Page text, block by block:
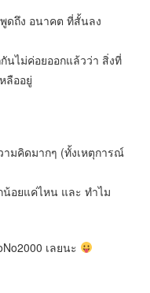
ดถึง อนาคต ที่สั้นลง
กันไม่ค่อยออกแล้วว่า สิ่งที่
ลืออยู่
มคิดมากๆ (ทั้งเหตุการณ์
อยแค่ไหน และ ทำไม
เลยนะ